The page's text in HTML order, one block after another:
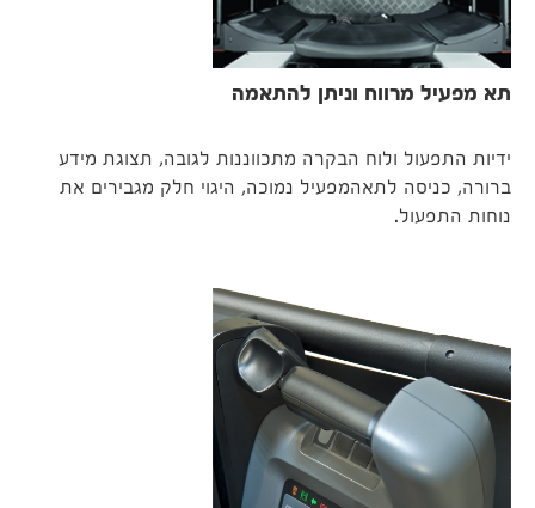
תא מפעיל מרווח וניתן להתאמה
ידיות התפעול ולוח הבקרה מתכווננות לגובה, תצוגת מידע
ברורה, כניסה לתאהמפעיל נמוכה, היגוי חלק מגבירים את
נוחות התפעול.